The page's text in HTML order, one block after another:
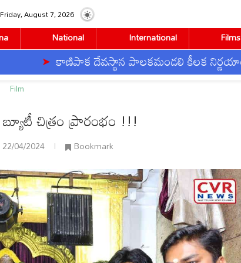
Friday, August 7, 2026
National International Films
కాణిపాక దేవస్థాన పాలకమండలి కీలక నిర్ణయాలు
Film
చిత్రం ప్రారంభం !!!
22/04/2024 Bookmark